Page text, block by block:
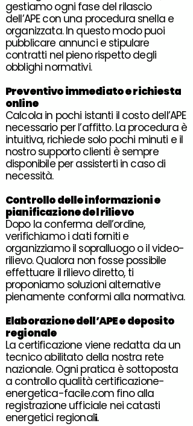
gestiamo ogni fase del rilascio
dell’APE con una procedura snella e
organizzata. In questo modo puoi
pubblicare annunci e stipulare
contratti nel pieno rispetto degli
obblighi normativi.
Preventivoimmediato e richiesta
online
Calcola in pochi istanti il costo dell’APE
necessario per l’affitto. La procedura è
intuitiva, richiede solo pochi minuti e il
nostro supporto clienti è sempre
disponibile per assisterti in caso di
necessità.
Controllodelle informazioni e
pianificazione delrilievo
Dopo la conferma dell’ordine,
verifichiamo i dati forniti e
organizziamo il sopralluogo o il video-
rilievo. Qualora non fosse possibile
effettuare il rilievo diretto, ti
proponiamo soluzioni alternative
pienamente conformi alla normativa.
Elaborazionedell’APEe deposito
regionale
La certificazione viene redatta da un
tecnico abilitato della nostra rete
nazionale. Ogni pratica è sottoposta
a controllo qualità certificazione-
energetica-facile.com fino alla
registrazione ufficiale nei catasti
energetici regionali.